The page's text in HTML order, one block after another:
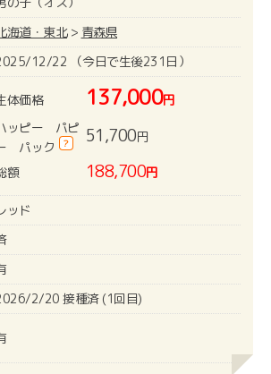
海道・東北> 青森県
12/22 （今日で生後231日）
体価格 137,000円
ッピー パピ
パック
? 51,700円
額 188,700円
ッド
2/20 接種済 (1回目)